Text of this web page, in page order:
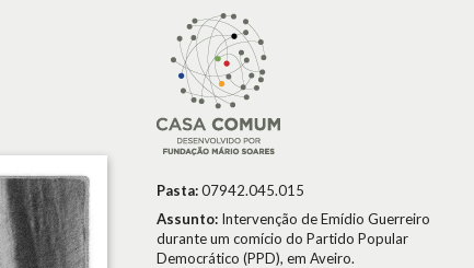
Pasta:07942.045.015
Assunto: Intervenção de Emídio Guerreiro
durante um comício do Partido Popular
Democrático (PPD), em Aveiro.